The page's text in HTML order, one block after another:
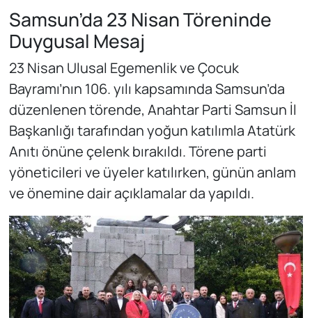
Samsun’da 23 Nisan Töreninde
Duygusal Mesaj
23 Nisan Ulusal Egemenlik ve Çocuk
Bayramı’nın 106. yılı kapsamında Samsun’da
düzenlenen törende, Anahtar Parti Samsun İl
Başkanlığı tarafından yoğun katılımla Atatürk
Anıtı önüne çelenk bırakıldı. Törene parti
yöneticileri ve üyeler katılırken, günün anlam
ve önemine dair açıklamalar da yapıldı.
Yerel